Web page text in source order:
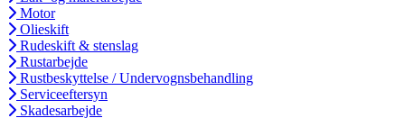
Motor
Olieskift
Rudeskift & stenslag
Rustarbejde
Rustbeskyttelse / Undervognsbehandling
Serviceeftersyn
Skadesarbejde